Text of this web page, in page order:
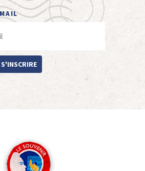
S'INSCRIRE